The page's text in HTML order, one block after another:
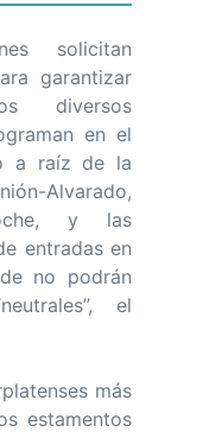
solicitan
garantizar
diversos
en el
a raíz de la
Alvarado,
y las
entradas en
no podrán
el
más
estamentos